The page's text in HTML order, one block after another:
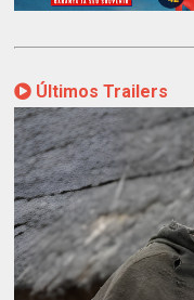
Últimos Trailers